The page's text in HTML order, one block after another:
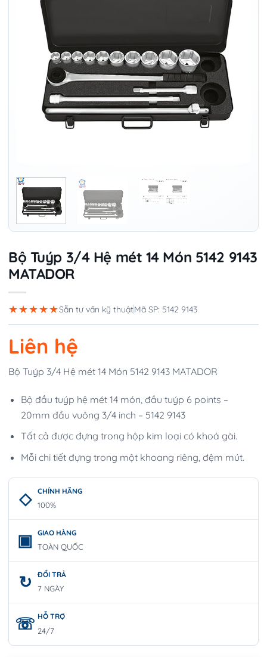
Bộ Tuýp 3/4 Hệ mét 14 Món 5142 9143
MATADOR
★★★★★Sẵn tư vấn kỹ thuậtMã SP: 5142 9143
Liên hệ
Bộ Tuýp 3/4 Hệ mét 14 Món 5142 9143 MATADOR
Bộ đầu tuýp hệ mét 14 món, đầu tuýp 6 points –
20mm đầu vuông 3/4 inch – 5142 9143
Tất cả được đựng trong hộp kim loại có khoá gài.
Mỗi chi tiết đựng trong một khoang riêng, đệm mút.
CHÍNH HÃNG
100%
GIAO HÀNG
TOÀN QUỐC
ĐỔI TRẢ
7 NGÀY
HỖ TRỢ
24/7